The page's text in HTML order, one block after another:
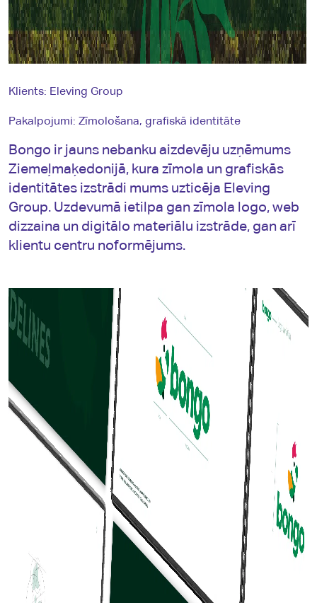
Klients: Eleving Group
Pakalpojumi: Zīmološana, grafiskā identitāte
Bongo ir jauns nebanku aizdevēju uzņēmums
Ziemeļmaķedonijā, kura zīmola un grafiskās
identitātes izstrādi mums uzticēja Eleving
Group. Uzdevumā ietilpa gan zīmola logo, web
dizzaina un digitālo materiālu izstrāde, gan arī
klientu centru noformējums.